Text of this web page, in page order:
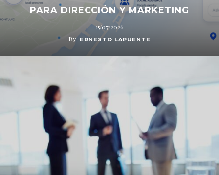
PARA DIRECCIÓN Y MARKETING
15/07/2026
By ERNESTO LAPUENTE